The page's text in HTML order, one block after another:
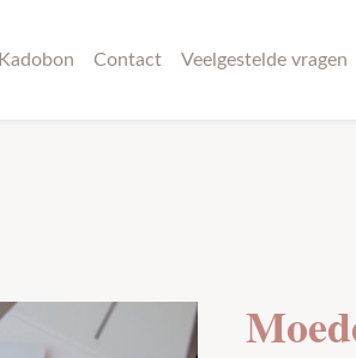
Kadobon Contact Veelgestelde vragen